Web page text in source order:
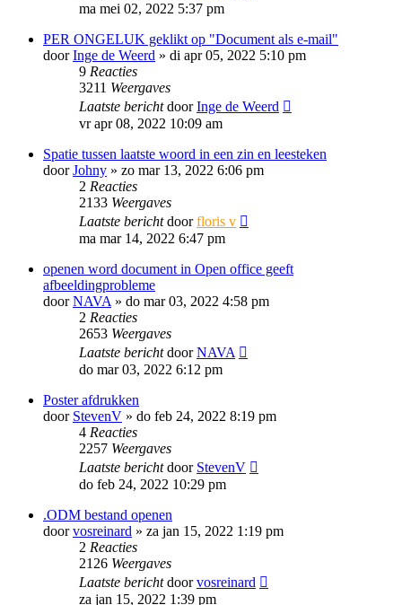
ma mei 02, 2022 5:37 pm
PER ONGELUK geklikt op "Document als e-mail"
doorInge de Weerd » di apr 05, 2022 5:10 pm
9 Reacties
3211 Weergaves
Laatste berichtdoorInge de Weerd
vr apr 08, 2022 10:09 am
Spatie tussen laatste woord in een zin en leesteken
doorJohny » zo mar 13, 2022 6:06 pm
2 Reacties
2133 Weergaves
Laatste berichtdoorfloris v
ma mar 14, 2022 6:47 pm
openen word document in Open office geeft
afbeeldingprobleme
doorNAVA » do mar 03, 2022 4:58 pm
2 Reacties
2653 Weergaves
Laatste berichtdoorNAVA
do mar 03, 2022 6:12 pm
Poster afdrukken
door StevenV » do feb 24, 2022 8:19 pm
4 Reacties
2257 Weergaves
Laatste berichtdoor StevenV
do feb 24, 2022 10:29 pm
.ODM bestand openen
doorvosreinard » za jan 15, 2022 1:19 pm
2 Reacties
2126 Weergaves
Laatste berichtdoorvosreinard
za jan 15, 2022 1:39 pm